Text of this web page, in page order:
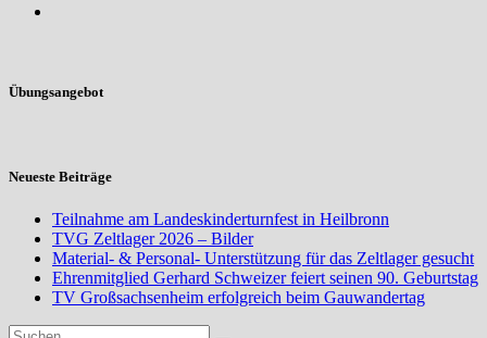
Übungsangebot
Neueste Beiträge
Teilnahme am Landeskinderturnfest in Heilbronn
TVG Zeltlager 2026 – Bilder
Material- & Personal- Unterstützung für das Zeltlager gesucht
Ehrenmitglied Gerhard Schweizer feiert seinen 90. Geburtstag
TV Großsachsenheim erfolgreich beim Gauwandertag